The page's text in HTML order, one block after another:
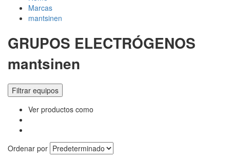
Marcas
mantsinen
GRUPOS ELECTRÓGENOS
mantsinen
Filtrar equipos
Ver productos como
Ordenar por